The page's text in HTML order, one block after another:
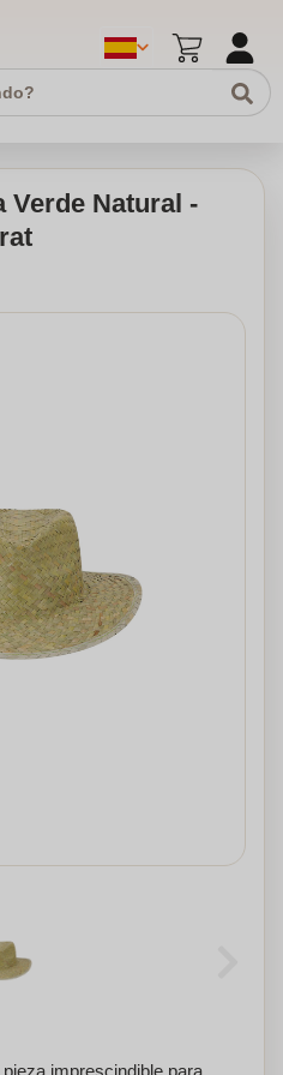
Verde Natural -
imprescindible para